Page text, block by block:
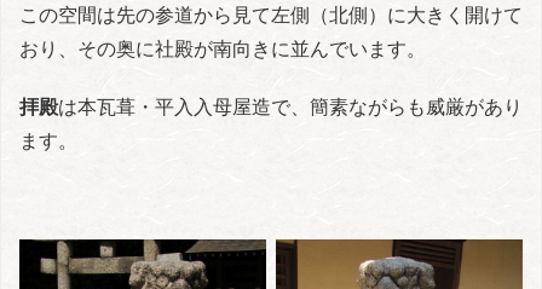
この空間は先の参道から見て左側（北側）に大きく開けて
おり、その奥に社殿が南向きに並んでいます。
拝殿は本瓦葺・平入入母屋造で、簡素ながらも威厳があり
ます。